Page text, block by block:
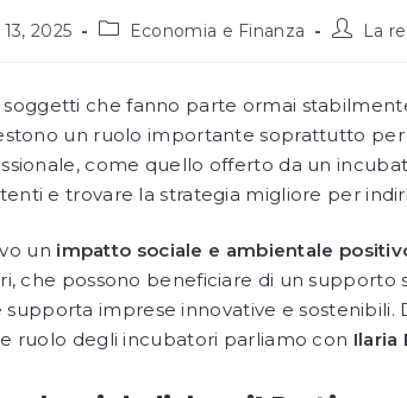
2025
Categoria
Economia e Finanza
Autore
La
soggetti che fanno parte ormai
un ruolo importante soprattutto
come quello offerto da un
e trovare la strategia migliore per
un impatto sociale e ambientale
che possono beneficiare di un supporto
supporta imprese innovative e sostenibili.
ruolo degli incubatori parliamo con Ilaria